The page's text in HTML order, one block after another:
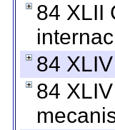
84 XLII
84
84